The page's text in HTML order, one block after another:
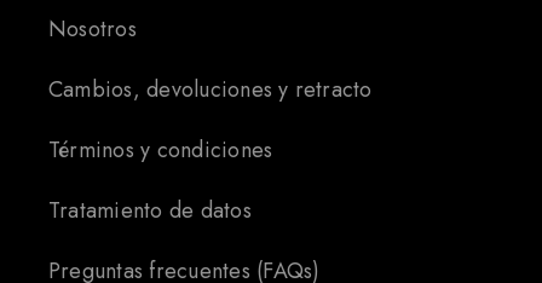
Nosotros
Cambios, devoluciones y retracto
Términos y condiciones
Tratamiento de datos
Preguntas frecuentes (FAQs)